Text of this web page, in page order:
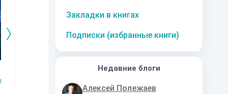
Закладки в книгах
Подписки (избранные книги)
Недавние блоги
Алексей Полежаев
Наталья
Шкуриндина
Технарь.
Муравьев
Заместитель